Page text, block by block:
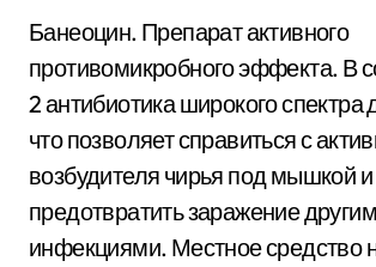
Банеоцин. Препарат активного
противомикробного эффекта. В
2 антибиотика широкого спектра
что позволяет справиться с
возбудителя чирья под мышкой и
предотвратить заражение
инфекциями. Местное средство